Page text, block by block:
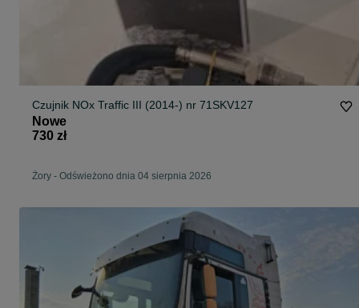
Czujnik NOx Traffic III (2014-) nr 71SKV127
Nowe
730 zł
Żory - Odświeżono dnia 04 sierpnia 2026